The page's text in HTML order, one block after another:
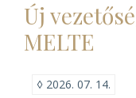
Új
MELTE
◊ 2026. 07. 14.